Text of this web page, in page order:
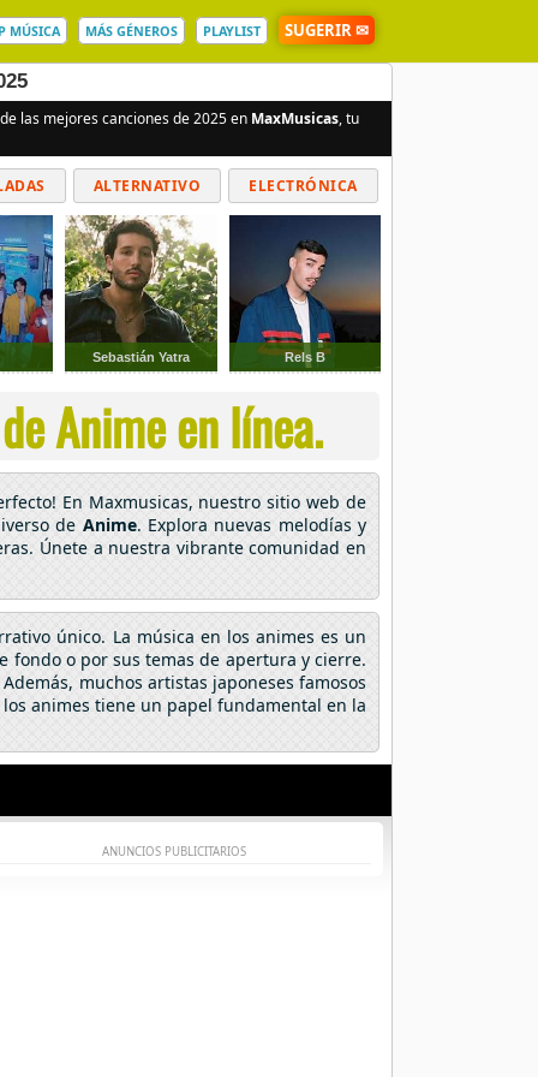
MÚSICA MÁS GÉNEROS PLAYLIST SUGERIR ✉
las mejores canciones de 2025 en MaxMusicas, tu
ALTERNATIVO ELECTRÓNICA
Sebastián Yatra Rels B
Anime en línea.
En Maxmusicas, nuestro sitio web de
de Anime. Explora nuevas melodías y
Únete a nuestra vibrante comunidad en
único. La música en los animes es un
fondo o por sus temas de apertura y cierre.
muchos artistas japoneses famosos
animes tiene un papel fundamental en la
ANUNCIOS PUBLICITARIOS